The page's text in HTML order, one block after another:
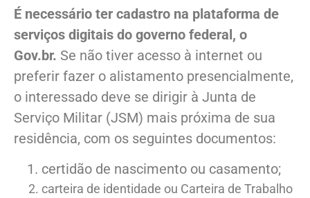
É necessário ter cadastro na plataforma de
serviços digitais do governo federal, o
Gov.br. Se não tiver acesso à internet ou
preferir fazer o alistamento presencialmente,
o interessado deve se dirigir à Junta de
Serviço Militar (JSM) mais próxima de sua
residência, com os seguintes documentos:
certidão de nascimento ou casamento;
carteira de identidade ou Carteira de Trabalho